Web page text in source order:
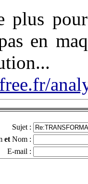
plus
en
Sujet :
et Nom :
E-mail :